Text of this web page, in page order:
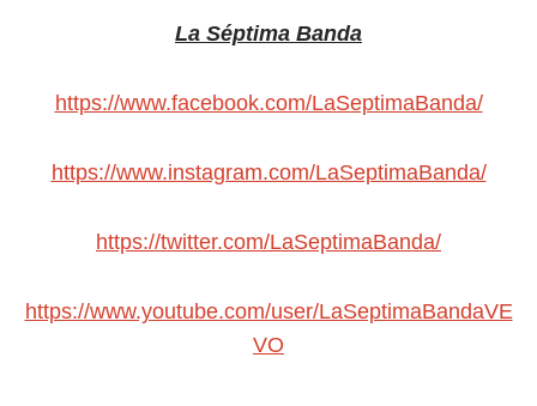
La Séptima Banda
https://www.facebook.com/LaSeptimaBanda/
https://www.instagram.com/LaSeptimaBanda/
https://twitter.com/LaSeptimaBanda/
https://www.youtube.com/user/LaSeptimaBandaVE
VO